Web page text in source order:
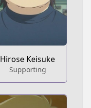
Hirose Keisuke
Supporting